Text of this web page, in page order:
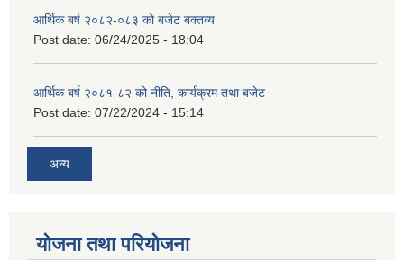
आर्थिक बर्ष २०८२-०८३ को बजेट बक्तव्य
Post date: 06/24/2025 - 18:04
आर्थिक बर्ष २०८१-८२ को नीति, कार्यक्रम तथा बजेट
Post date: 07/22/2024 - 15:14
अन्य
योजना तथा परियोजना